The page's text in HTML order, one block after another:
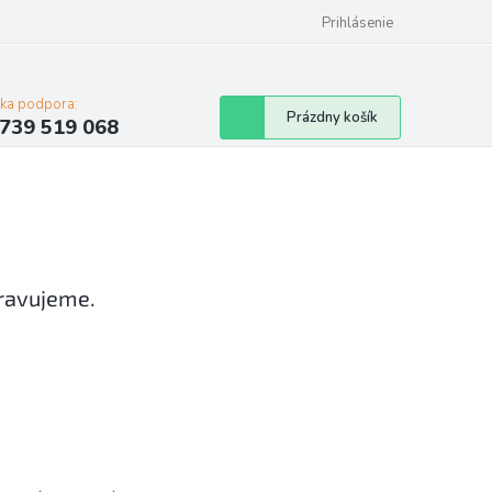
Prihlásenie
podpora:
519 068
Nákupný
košík
Prázdny košík